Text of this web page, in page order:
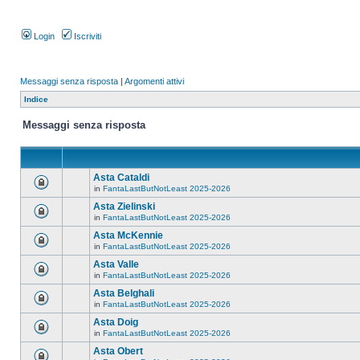
Login Iscriviti
Messaggi senza risposta | Argomenti attivi
Indice
Messaggi senza risposta
Asta Cataldi
in FantaLastButNotLeast 2025-2026
Asta Zielinski
in FantaLastButNotLeast 2025-2026
Asta McKennie
in FantaLastButNotLeast 2025-2026
Asta Valle
in FantaLastButNotLeast 2025-2026
Asta Belghali
in FantaLastButNotLeast 2025-2026
Asta Doig
in FantaLastButNotLeast 2025-2026
Asta Obert